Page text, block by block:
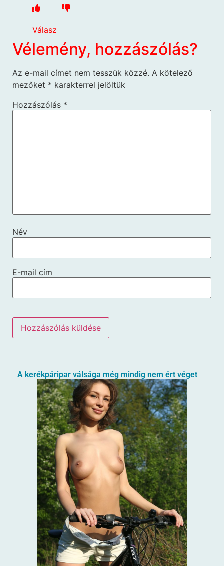
Válasz
Vélemény, hozzászólás?
Az e-mail címet nem tesszük közzé. A kötelező
mezőket * karakterrel jelöltük
Hozzászólás *
Név
E-mail cím
A kerékpáripar válsága még mindig nem ért véget